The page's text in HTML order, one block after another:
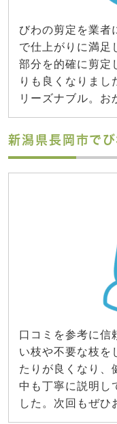
びわの剪定を業者
で仕上がりに満足
部分を的確に剪定
りも良くなりまし
リーズナブル。お
新潟県長岡市でび
口コミを参考に信
い枝や不要な枝を
たりが良くなり、
中も丁寧に説明し
した。次回もぜひ